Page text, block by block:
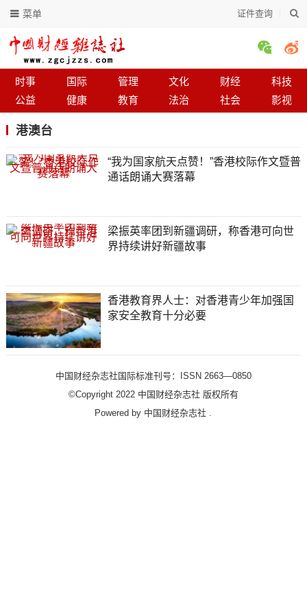
证件查询
菜单
时事 国际 管理 文化 财经
科技
公益
健康 教育 法治 社会 影视
港澳台
“我为国家航天点赞！”香港校际作文暨普
通话朗诵大赛落幕
梁振英率团到新疆调研，称香港可向世
界持续讲好新疆故事
香港教育界人士：对香港青少年加强国
家安全教育十分必要
中国财经杂志社国际标准刊号：ISSN 2663—0850
©Copyright 2022 中国财经杂志社 版权所有
Powered by 中国财经杂志社 .